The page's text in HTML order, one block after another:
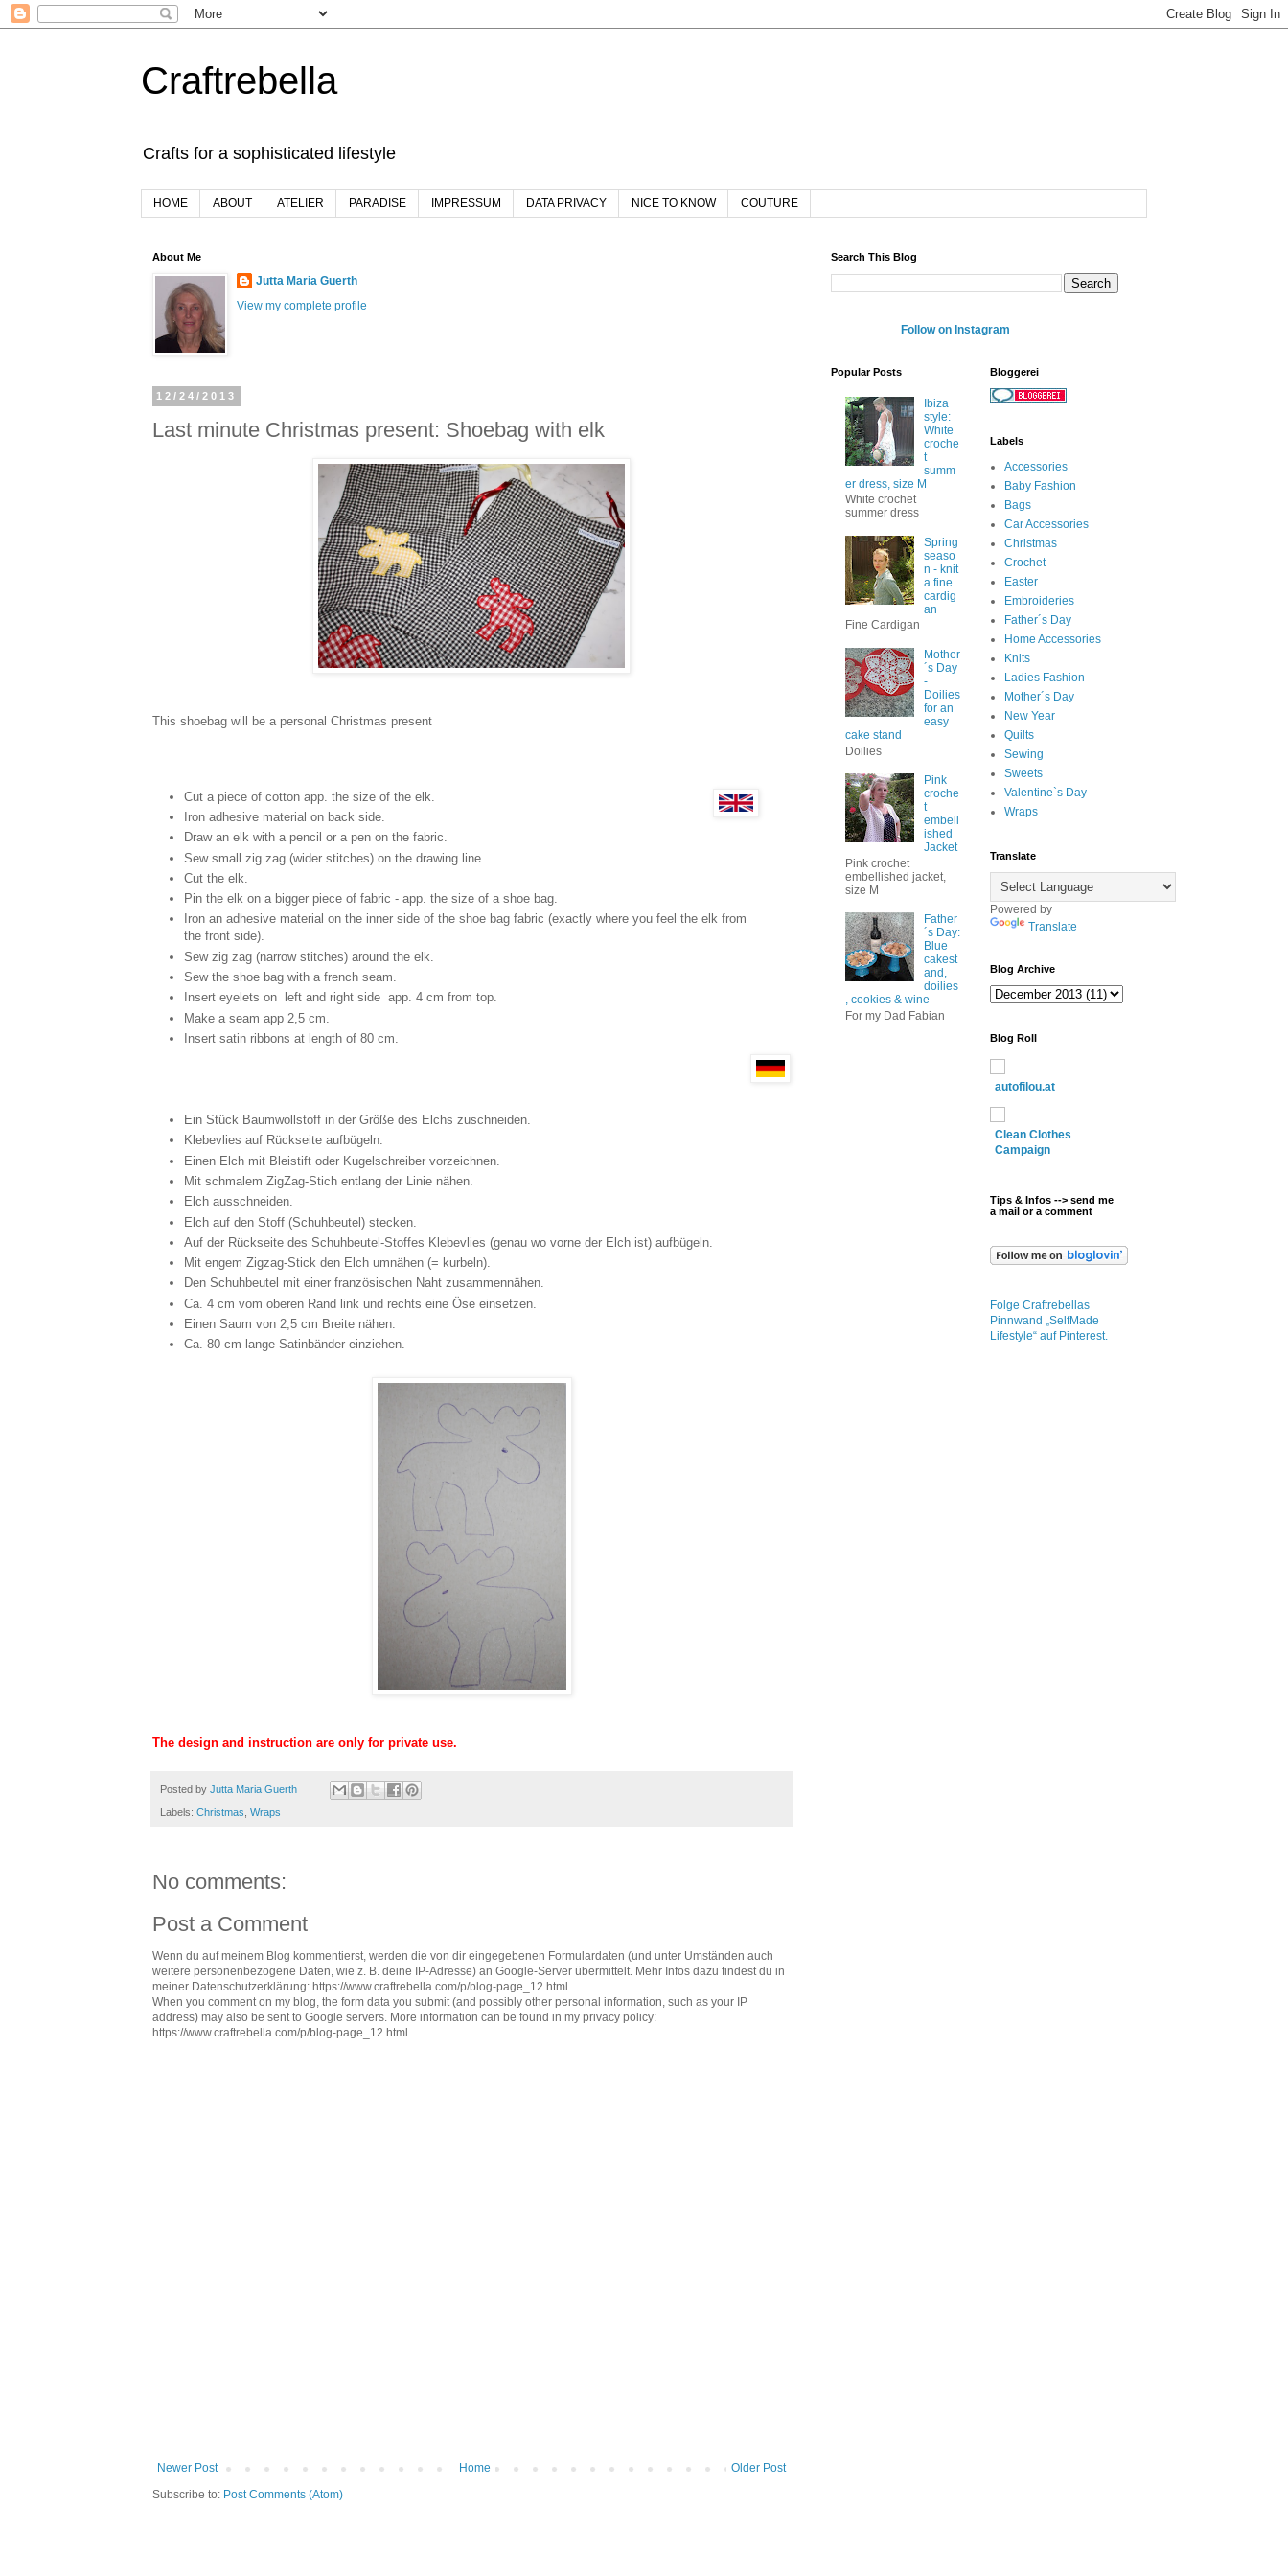
Craftrebella
Crafts for a sophisticated lifestyle
HOME ABOUT ATELIER PARADISE IMPRESSUM DATA PRIVACY NICE TO KNOW COUTURE
About Me
Jutta Maria Guerth
View my complete profile
12/24/2013
Last minute Christmas present: Shoebag with elk
This shoebag will be a personal Christmas present
Cut a piece of cotton app. the size of the elk.
Iron adhesive material on back side.
Draw an elk with a pencil or a pen on the fabric.
Sew small zig zag (wider stitches) on the drawing line.
Cut the elk.
Pin the elk on a bigger piece of fabric - app. the size of a shoe bag.
Iron an adhesive material on the inner side of the shoe bag fabric (exactly where you feel the elk from
the front side).
Sew zig zag (narrow stitches) around the elk.
Sew the shoe bag with a french seam.
Insert eyelets on left and right side app. 4 cm from top.
Make a seam app 2,5 cm.
Insert satin ribbons at length of 80 cm.
Ein Stück Baumwollstoff in der Größe des Elchs zuschneiden.
Klebevlies auf Rückseite aufbügeln.
Einen Elch mit Bleistift oder Kugelschreiber vorzeichnen.
Mit schmalem ZigZag-Stich entlang der Linie nähen.
Elch ausschneiden.
Elch auf den Stoff (Schuhbeutel) stecken.
Auf der Rückseite des Schuhbeutel-Stoffes Klebevlies (genau wo vorne der Elch ist) aufbügeln.
Mit engem Zigzag-Stick den Elch umnähen (= kurbeln).
Den Schuhbeutel mit einer französischen Naht zusammennähen.
Ca. 4 cm vom oberen Rand link und rechts eine Öse einsetzen.
Einen Saum von 2,5 cm Breite nähen.
Ca. 80 cm lange Satinbänder einziehen.
The design and instruction are only for private use.
Posted by Jutta Maria Guerth
Labels: Christmas Wraps
No comments:
Post a Comment
Wenn du auf meinem Blog kommentierst, werden die von dir eingegebenen Formulardaten (und unter Umständen auch
weitere personenbezogene Daten, wie z. B. deine IP-Adresse) an Google-Server übermittelt. Mehr Infos dazu findest du in
meiner Datenschutzerklärung: https://www.craftrebella.com/p/blog-page_12.html.
When you comment on my blog, the form data you submit (and possibly other personal information, such as your IP
address) may also be sent to Google servers. More information can be found in my privacy policy:
https://www.craftrebella.com/p/blog-page_12.html.
Newer Post Older Post
Home
Subscribe to: Post Comments (Atom)
Search This Blog
Follow on Instagram
Popular Posts
Ibiza
style:
White
croche
t
summ
er dress, size M
White crochet
summer dress
Spring
seaso
n - knit
a fine
cardig
an
Fine Cardigan
Mother
´s Day
-
Doilies
for an
easy
cake stand
Doilies
Pink
croche
t
embell
ished
Jacket
Pink crochet
embellished jacket,
size M
Father
´s Day:
Blue
cakest
and,
doilies
, cookies & wine
For my Dad Fabian
Bloggerei
Labels
Accessories
Baby Fashion
Bags
Car Accessories
Christmas
Crochet
Easter
Embroideries
Father´s Day
Home Accessories
Knits
Ladies Fashion
Mother´s Day
New Year
Quilts
Sewing
Sweets
Valentine`s Day
Wraps
Translate
Powered by
Translate
Blog Archive
Blog Roll
autofilou.at
Clean Clothes
Campaign
Tips & Infos --> send me
a mail or a comment
Folge Craftrebellas
Pinnwand „SelfMade
Lifestyle“ auf Pinterest.